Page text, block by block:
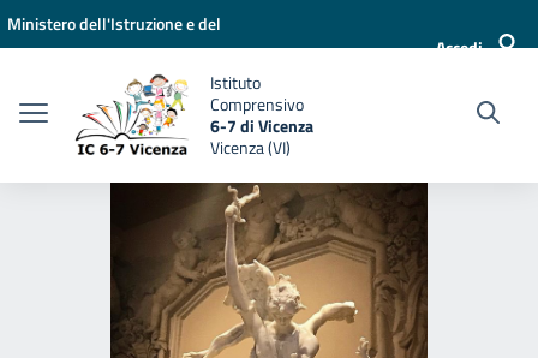
Vai ai contenuti
Vai al menu di navigazione
Vai al footer
Ministero dell'Istruzione e del
Accedi
Istituto
Comprensivo
6-7 di Vicenza
Vicenza (VI)